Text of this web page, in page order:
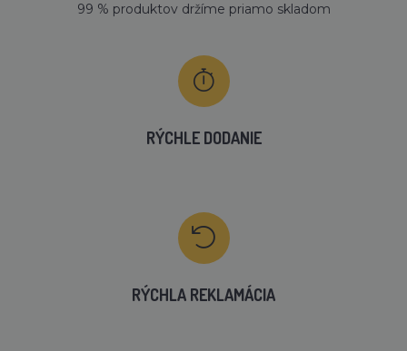
99 % produktov držíme priamo skladom
RÝCHLE DODANIE
RÝCHLA REKLAMÁCIA